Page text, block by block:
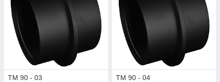
ТМ 90 - 03
ТМ 90 - 04